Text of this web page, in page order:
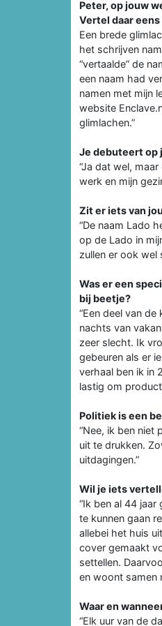
Peter, op jouw
Vertel daar
Een brede
het schrijven
“vertaalde” de
een naam had
namen met mijn
website
glimlachen.”
Je debuteert op
“Ja dat wel,
werk en mijn
Zit er iets van
“De naam Lado
op de Lado in
zullen er ook wel
Was er een
bij beetje?
“Een deel van
nachts van
zeer slecht. Ik
gebeuren als er
verhaal ben ik in
lastig om
Politiek is een
“Nee, ik ben niet
uit te drukken.
uitdagingen.”
Wil je iets
“Ik ben al 44
te kunnen gaan
allebei het huis
cover gemaakt
settellen.
en woont samen
Waar en
“Elk uur van de